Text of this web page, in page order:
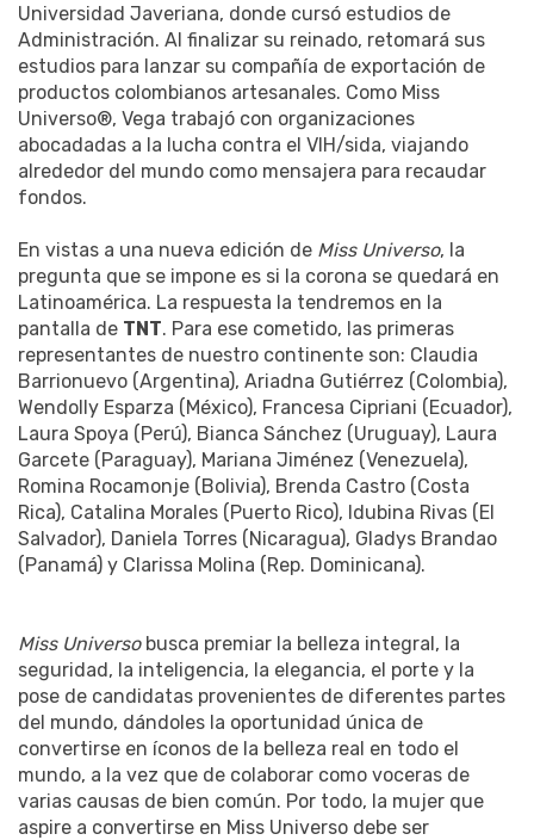
Universidad Javeriana, donde cursó estudios de
Administración. Al finalizar su reinado, retomará sus
estudios para lanzar su compañía de exportación de
productos colombianos artesanales. Como Miss
Universo®, Vega trabajó con organizaciones
abocadadas a la lucha contra el VIH/sida, viajando
alrededor del mundo como mensajera para recaudar
fondos.
En vistas a una nueva edición de Miss Universo, la
pregunta que se impone es si la corona se quedará en
Latinoamérica. La respuesta la tendremos en la
pantalla de TNT. Para ese cometido, las primeras
representantes de nuestro continente son: Claudia
Barrionuevo (Argentina), Ariadna Gutiérrez (Colombia),
Wendolly Esparza (México), Francesa Cipriani (Ecuador),
Laura Spoya (Perú), Bianca Sánchez (Uruguay), Laura
Garcete (Paraguay), Mariana Jiménez (Venezuela),
Romina Rocamonje (Bolivia), Brenda Castro (Costa
Rica), Catalina Morales (Puerto Rico), Idubina Rivas (El
Salvador), Daniela Torres (Nicaragua), Gladys Brandao
(Panamá) y Clarissa Molina (Rep. Dominicana).
Miss Universo busca premiar la belleza integral, la
seguridad, la inteligencia, la elegancia, el porte y la
pose de candidatas provenientes de diferentes partes
del mundo, dándoles la oportunidad única de
convertirse en íconos de la belleza real en todo el
mundo, a la vez que de colaborar como voceras de
varias causas de bien común. Por todo, la mujer que
aspire a convertirse en Miss Universo debe ser